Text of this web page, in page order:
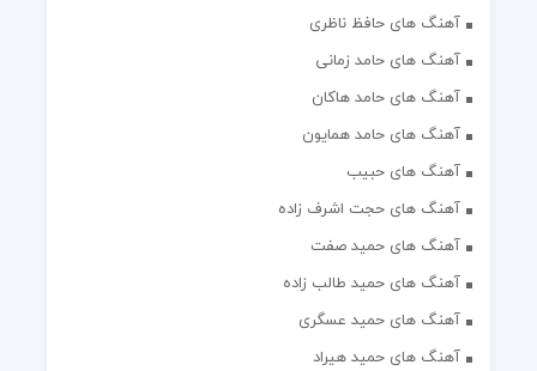
آهنگ های حافظ ناظری
آهنگ های حامد زمانی
آهنگ های حامد هاکان
آهنگ های حامد همایون
آهنگ های حبیب
آهنگ های حجت اشرف زاده
آهنگ های حمید صفت
آهنگ های حمید طالب زاده
آهنگ های حمید عسگری
آهنگ های حمید هیراد